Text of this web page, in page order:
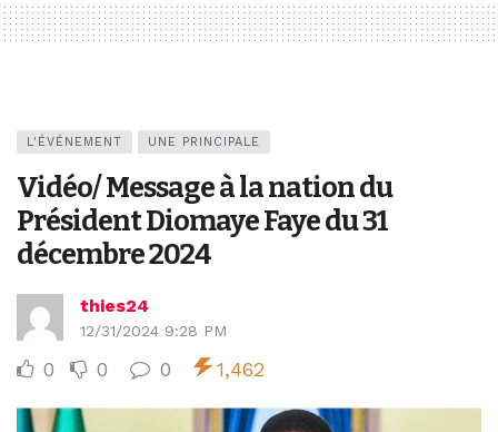
L'ÉVÉNEMENT UNE PRINCIPALE
Vidéo/ Message à la nation du
Président Diomaye Faye du 31
décembre 2024
thies24
12/31/2024 9:28 PM
0 0 0 1,462